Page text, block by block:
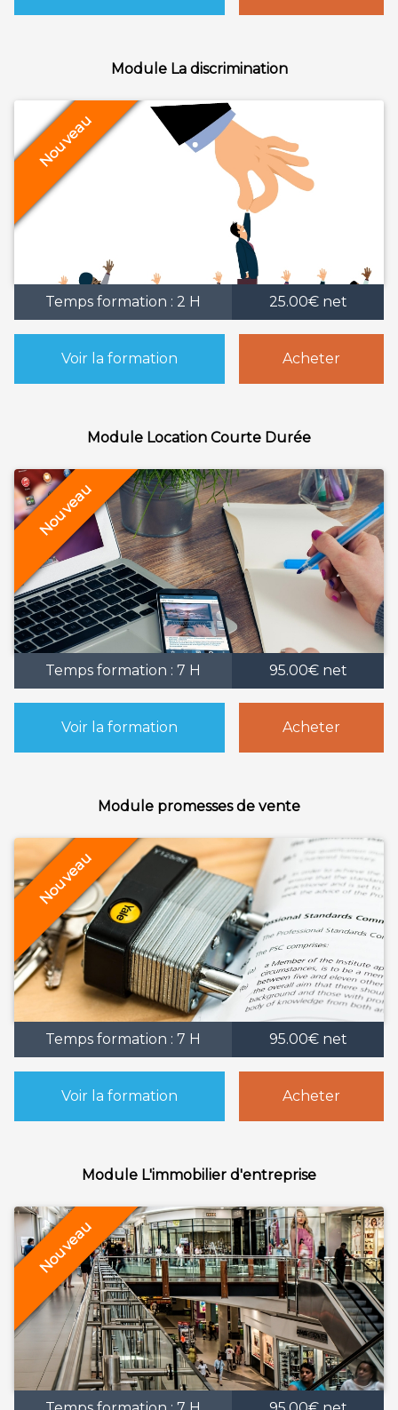
Module La discrimination
Temps formation : 2 H 25.00€ net
Voir la formation Acheter
Module Location Courte Durée
Temps formation : 7 H 95.00€ net
Voir la formation Acheter
Module promesses de vente
Temps formation : 7 H 95.00€ net
Voir la formation Acheter
Module L'immobilier d'entreprise